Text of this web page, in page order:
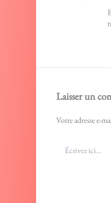
Laisser un
Votre adresse e-
ici…